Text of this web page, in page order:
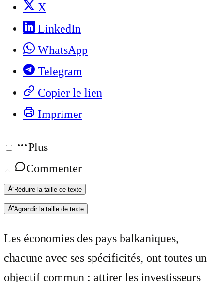
X
LinkedIn
WhatsApp
Telegram
Copier le lien
Imprimer
Plus
Commenter
Réduire la taille de texte
Agrandir la taille de texte
Les économies des pays balkaniques,
chacune avec ses spécificités, ont toutes un
objectif commun : attirer les investisseurs